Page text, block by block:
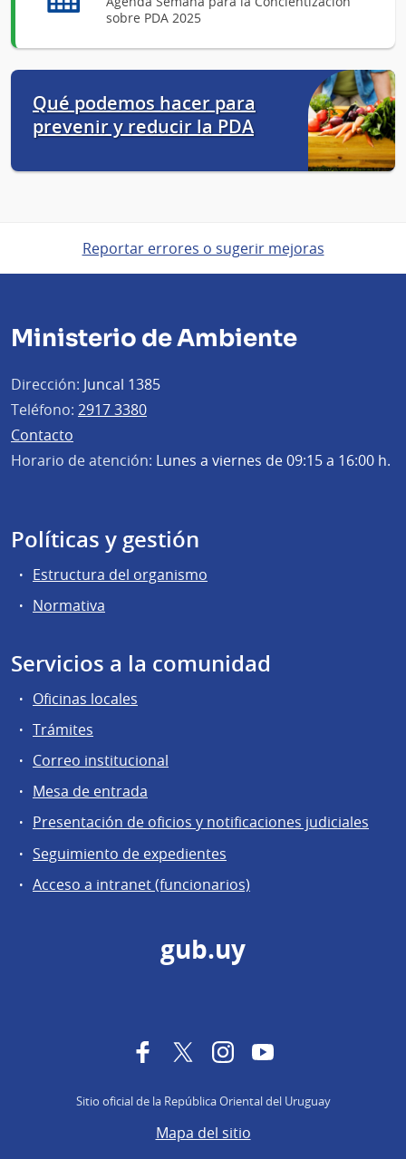
sobre PDA 2025
Qué podemos hacer para
prevenir y reducir la PDA
Reportar errores o sugerir mejoras
Ministerio de Ambiente
Dirección: Juncal 1385
Teléfono: 2917 3380
Contacto
Horario de atención: Lunes a viernes de 09:15 a 16:00 h.
Políticas y gestión
Estructura del organismo
Normativa
Servicios a la comunidad
Oficinas locales
Trámites
Correo institucional
Mesa de entrada
Presentación de oficios y notificaciones judiciales
Seguimiento de expedientes
Acceso a intranet (funcionarios)
gub.uy
FacebookTwitterInstagramYouTube
Sitio oficial de la República Oriental del Uruguay
Mapa del sitio